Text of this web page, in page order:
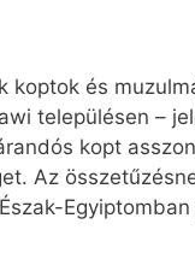
és
településen –
kopt
Az